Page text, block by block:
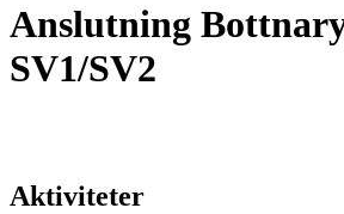
Anslutning
SV1/SV2
Aktiviteter